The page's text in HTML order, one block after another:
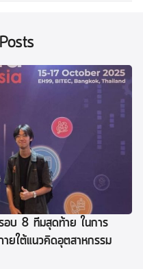
อบ 8 ทีมสุดท้าย ในการ
ยใต้แนวคิดอุตสาหกรรม